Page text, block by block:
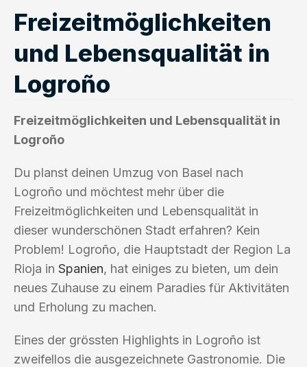
Freizeitmöglichkeiten
und Lebensqualität in
Logroño
Freizeitmöglichkeiten und Lebensqualität in
Logroño
Du planst deinen Umzug von Basel nach
Logroño und möchtest mehr über die
Freizeitmöglichkeiten und Lebensqualität in
dieser wunderschönen Stadt erfahren? Kein
Problem! Logroño, die Hauptstadt der Region La
Rioja in Spanien, hat einiges zu bieten, um dein
neues Zuhause zu einem Paradies für Aktivitäten
und Erholung zu machen.
Eines der grössten Highlights in Logroño ist
zweifellos die ausgezeichnete Gastronomie. Die